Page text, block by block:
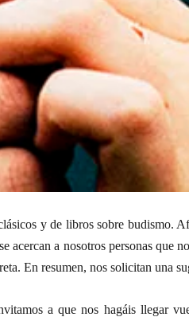
y de libros sobre budismo.
a nosotros personas que
En resumen, nos solicitan una
a que nos hagáis llegar